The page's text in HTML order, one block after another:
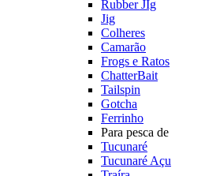
Rubber JIg
Jig
Colheres
Camarão
Frogs e Ratos
ChatterBait
Tailspin
Gotcha
Ferrinho
Para pesca de
Tucunaré
Tucunaré Açu